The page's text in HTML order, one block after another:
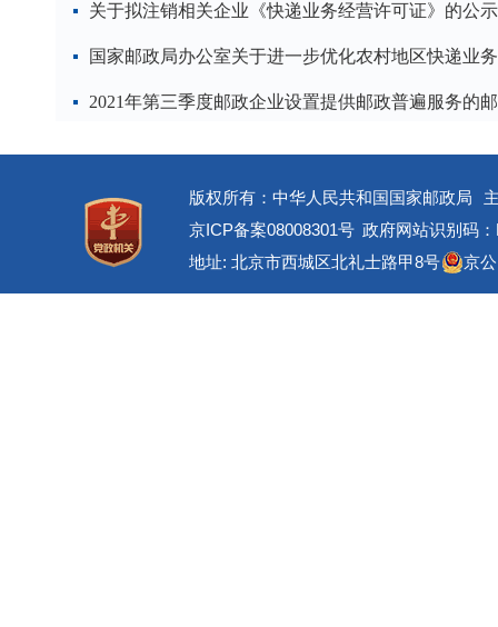
关于拟注销相关企业《快递业务经营许可证》的公示
版权所有：中华人民共和国国家邮政局
京ICP备案08008301号 政府网站识别码
地址: 北京市西城区北礼士路甲8号
京